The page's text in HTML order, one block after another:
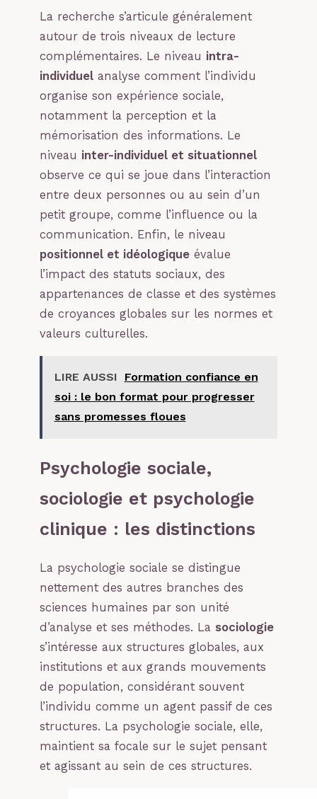
La recherche s’articule généralement
autour de trois niveaux de lecture
complémentaires. Le niveau intra-
individuel analyse comment l’individu
organise son expérience sociale,
notamment la perception et la
mémorisation des informations. Le
niveau inter-individuel et situationnel
observe ce qui se joue dans l’interaction
entre deux personnes ou au sein d’un
petit groupe, comme l’influence ou la
communication. Enfin, le niveau
positionnel et idéologique évalue
l’impact des statuts sociaux, des
appartenances de classe et des systèmes
de croyances globales sur les normes et
valeurs culturelles.
LIRE AUSSI
Formation confiance en
soi : le bon format pour progresser
sans promesses floues
Psychologie sociale,
sociologie et psychologie
clinique : les distinctions
La psychologie sociale se distingue
nettement des autres branches des
sciences humaines par son unité
d’analyse et ses méthodes. La sociologie
s’intéresse aux structures globales, aux
institutions et aux grands mouvements
de population, considérant souvent
l’individu comme un agent passif de ces
structures. La psychologie sociale, elle,
maintient sa focale sur le sujet pensant
et agissant au sein de ces structures.